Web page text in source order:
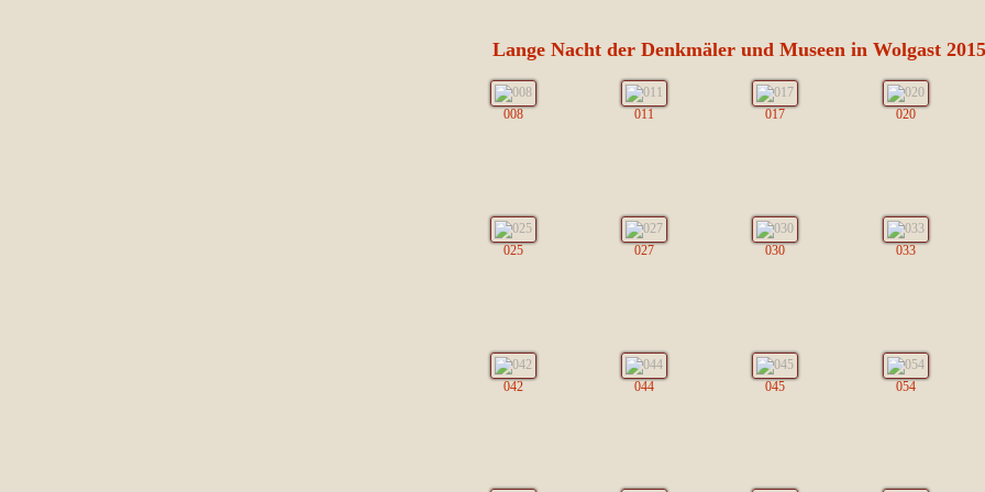
Lange Nacht der Denkmäler und Museen in Wolgast 2015
008 011 017 020
025 027 030 033
042 044 045 054